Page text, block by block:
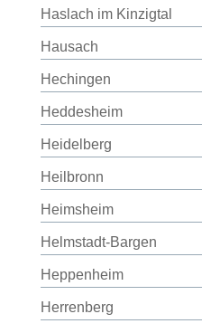
Haslach im Kinzigtal
Hausach
Hechingen
Heddesheim
Heidelberg
Heilbronn
Heimsheim
Helmstadt-Bargen
Heppenheim
Herrenberg